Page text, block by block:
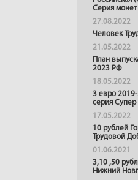
Серия монет
27.08.2022
Человек
21.05.2022
План
2023 РФ
18.05.2022
3 евро
серия
17.05.2022
10 рублей
Трудовой
01.06.2021
3,10 ,50
Нижний